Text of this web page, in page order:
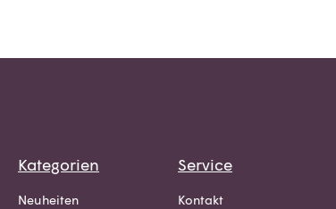
Kategorien
Neuheiten
Service
Kontakt